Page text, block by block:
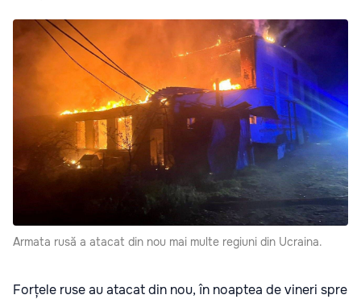
Armata rusă a atacat din nou mai multe regiuni din Ucraina.
Forțele ruse au atacat din nou, în noaptea de vineri spre